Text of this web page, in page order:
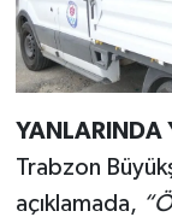
YANLARINDA
Trabzon
açıklamada,